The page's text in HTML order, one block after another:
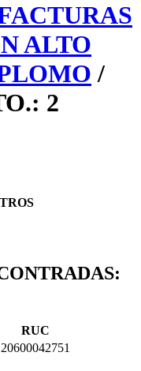
ALTO
/
2
RUC
20600042751